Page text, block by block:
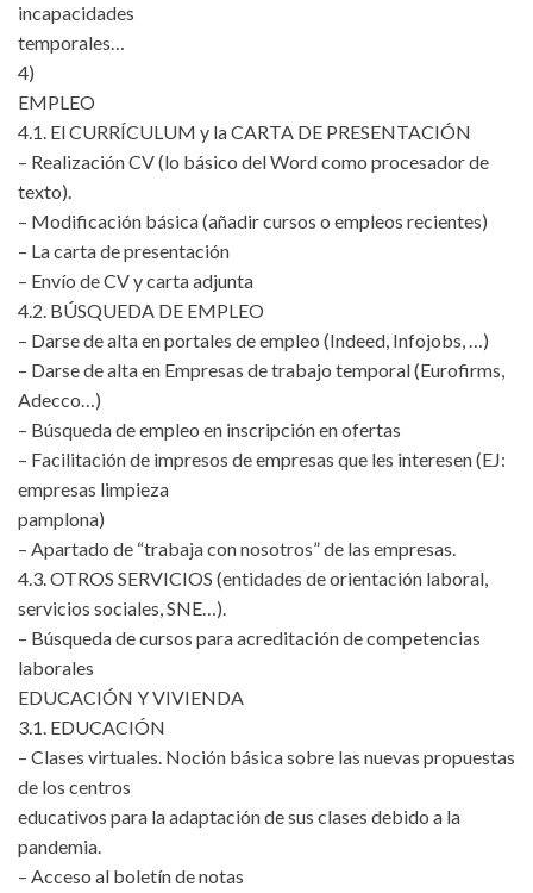
incapacidades
temporales…
4)
EMPLEO
4.1. El CURRÍCULUM y la CARTA DE PRESENTACIÓN
– Realización CV (lo básico del Word como procesador de
texto).
– Modificación básica (añadir cursos o empleos recientes)
– La carta de presentación
– Envío de CV y carta adjunta
4.2. BÚSQUEDA DE EMPLEO
– Darse de alta en portales de empleo (Indeed, Infojobs, …)
– Darse de alta en Empresas de trabajo temporal (Eurofirms,
Adecco…)
– Búsqueda de empleo en inscripción en ofertas
– Facilitación de impresos de empresas que les interesen (EJ:
empresas limpieza
pamplona)
– Apartado de “trabaja con nosotros” de las empresas.
4.3. OTROS SERVICIOS (entidades de orientación laboral,
servicios sociales, SNE…).
– Búsqueda de cursos para acreditación de competencias
laborales
EDUCACIÓN Y VIVIENDA
3.1. EDUCACIÓN
– Clases virtuales. Noción básica sobre las nuevas propuestas
de los centros
educativos para la adaptación de sus clases debido a la
pandemia.
– Acceso al boletín de notas